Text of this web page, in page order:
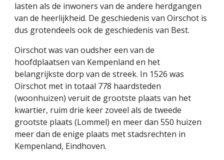
lasten als de inwoners van de andere herdgangen
van de heerlijkheid. De geschiedenis van Oirschot is
dus grotendeels ook de geschiedenis van Best.
Oirschot was van oudsher een van de
hoofdplaatsen van Kempenland en het
belangrijkste dorp van de streek. In 1526 was
Oirschot met in totaal 778 haardsteden
(woonhuizen) veruit de grootste plaats van het
kwartier, ruim drie keer zoveel als de tweede
grootste plaats (Lommel) en meer dan 550 huizen
meer dan de enige plaats met stadsrechten in
Kempenland, Eindhoven.